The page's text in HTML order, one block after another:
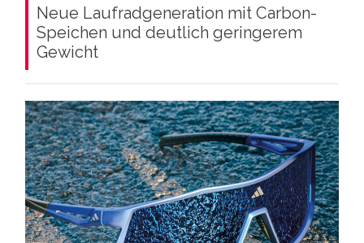
Neue Laufradgeneration mit Carbon-
Speichen und deutlich geringerem
Gewicht